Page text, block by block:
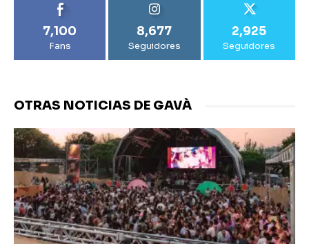
7,100
Fans
8,677
Seguidores
2,925
Seguidores
OTRAS NOTICIAS DE GAVÀ